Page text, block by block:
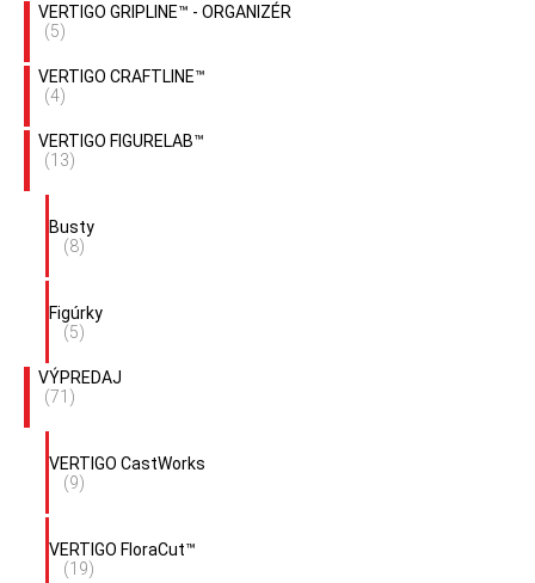
VERTIGO GRIPLINE™ - ORGANIZÉR
(5)
VERTIGO CRAFTLINE™
(4)
VERTIGO FIGURELAB™
(13)
Busty
(8)
Figúrky
(5)
VÝPREDAJ
(71)
VERTIGO CastWorks
(9)
VERTIGO FloraCut™
(19)